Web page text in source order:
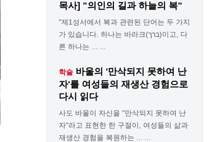
목사] "의인의 길과 하늘의 복"
"제1성서에서 복과 관련된 단어는 두 가지
가 있습니다. 하나는 바라크(ברך)이고, 다
른 하나는 ... ...
학술 바울의 '만삭되지 못하여 난
자'를 여성들의 재생산 경험으로
다시 읽다
사도 바울이 자신을 "만삭되지 못하여 난
자"라고 표현한 한 구절이, 여성들의 삶과
재생산 경험을 복원하는 ... ...